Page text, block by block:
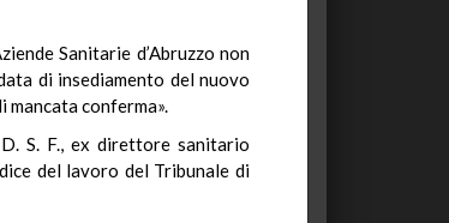
Sanitarie d’Abruzzo non
di insediamento del nuovo
conferma».
S. F., ex direttore sanitario
del lavoro del Tribunale di